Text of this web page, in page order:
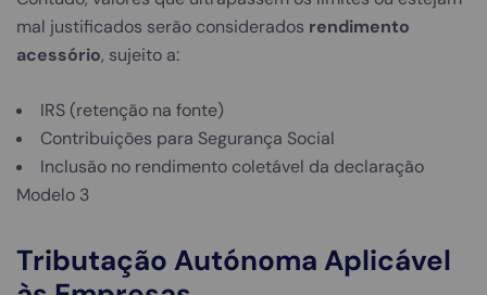
mal justificados serão considerados rendimento
acessório, sujeito a:
IRS (retenção na fonte)
Contribuições para Segurança Social
Inclusão no rendimento coletável da declaração
Modelo 3
Tributação Autónoma Aplicável